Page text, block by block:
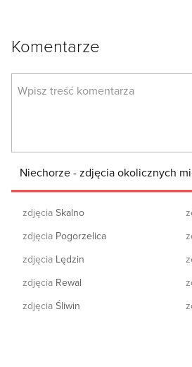
Komentarze
Niechorze - zdjęcia okolicznych
zdjęcia Skalno
zdjęcia Pogorzelica
zdjęcia Lędzin
zdjęcia Rewal
zdjęcia Śliwin